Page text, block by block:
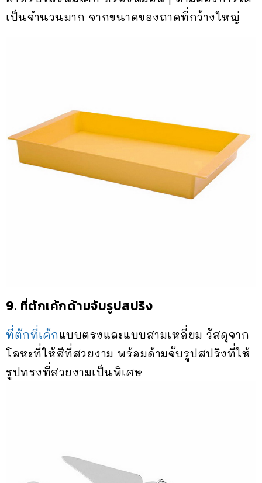
เป็นจำนวนมาก จากขนาดของถาดที่กว้างใหญ่
9. ที่ตักเค้กด้ามจับรูปสปริง
ที่ตักที่เค้กแบบตรงและแบบสามเหลี่ยม วัสดุจาก
โลหะที่ให้สีที่สวยงาม พร้อมด้ามจับรูปสปริงที่ให้
รูปทรงที่สวยงามเป็นพิเศษ